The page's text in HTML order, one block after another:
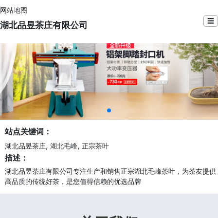
网站地图
湖北品昱茶庄有限公司 ☰
站点关键词：
湖北品昱茶庄, 湖北毛峰, 正宗茶叶
描述：
湖北品昱茶庄有限公司专注生产和销售正宗湖北毛峰茶叶，为茶友提供
高品质的传统好茶，是您值得信赖的优选品牌